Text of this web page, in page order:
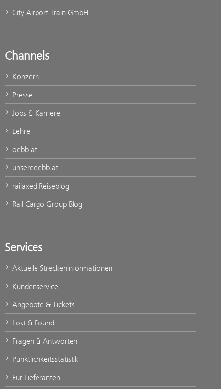
City Airport Train GmbH
Channels
Konzern
Presse
Jobs & Karriere
Lehre
oebb.at
unsereoebb.at
railaxed Reiseblog
Rail Cargo Group Blog
Services
Aktuelle Streckeninformationen
Kundenservice
Angebote & Tickets
Lost & Found
Fragen & Antworten
Pünktlichkeitsstatistik
Für Lieferanten